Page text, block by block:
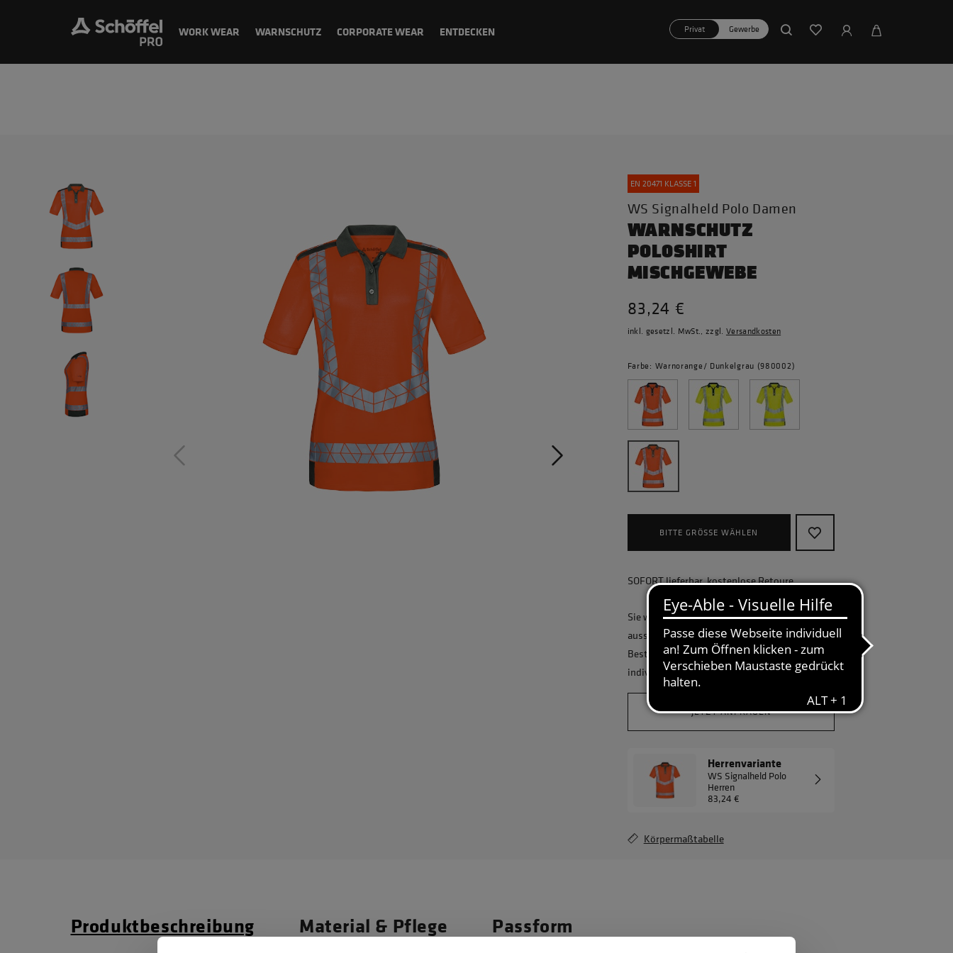
WORK WEAR WARNSCHUTZ CORPORATE WEAR ENTDECKEN Privat Gewerbe
EN 20471 KLASSE 1
WS Signalheld Polo Damen
WARNSCHUTZ
POLOSHIRT
MISCHGEWEBE
83,24 €
inkl. gesetzl. MwSt., zzgl. Versandkosten
Farbe: Warnorange/ Dunkelgrau (980002)
BITTE GRÖSSE WÄHLEN
SOFORT lieferbar, kostenlose Retoure
Sie wollen Ihr Unternehmen ganzheitlich
ausstatten und benötigen eine größere
Bestellmenge? Gerne erstellen wir Ihnen ein
individuelles Angebot.
JETZT ANFRAGEN
Herrenvariante
WS Signalheld Polo
Herren
83,24 €
Körpermaßtabelle
Produktbeschreibung Material & Pflege Passform